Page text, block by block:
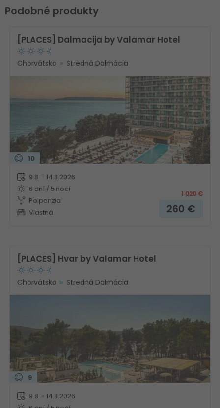
Podobné produkty
[PLACES] Dalmacija by Valamar Hotel
Chorvátsko Stredná Dalmácia
10
9.8. - 14.8.2026
6 dní / 5 nocí
Polpenzia
Vlastná
1 020€
260 €
[PLACES] Hvar by Valamar Hotel
Chorvátsko Stredná Dalmácia
9
9.8. - 14.8.2026